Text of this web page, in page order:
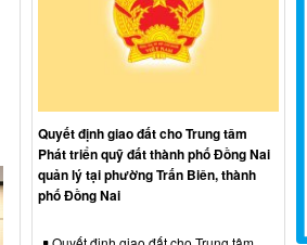
Quyết định giao đất cho Trung tâm
Phát triển quỹ đất thành phố Đồng Nai
quản lý tại phường Trấn Biên, thành
phố Đồng Nai